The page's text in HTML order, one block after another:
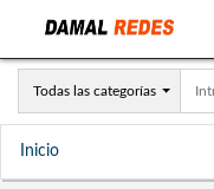
Todas las categorías
Inicio